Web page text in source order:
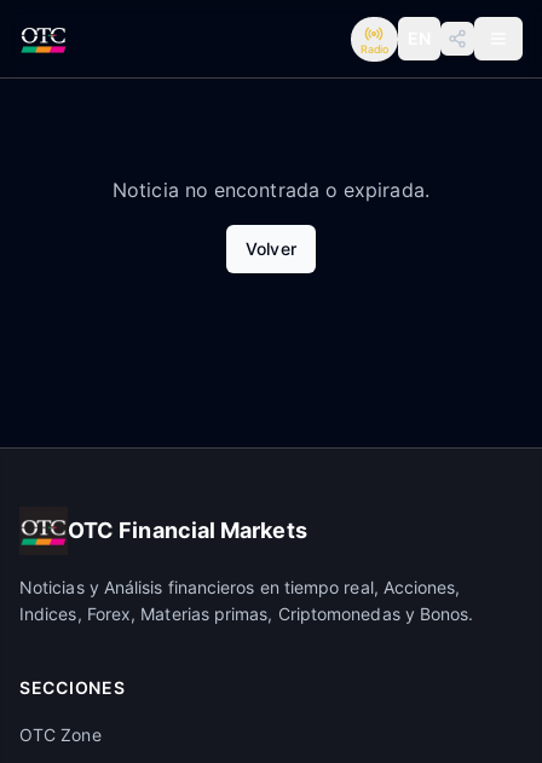
Radio
Noticia no encontrada o expirada.
Volver
OTC Financial Markets
Noticias y Análisis financieros en tiempo real, Acciones,
Indices, Forex, Materias primas, Criptomonedas y Bonos.
SECCIONES
OTC Zone